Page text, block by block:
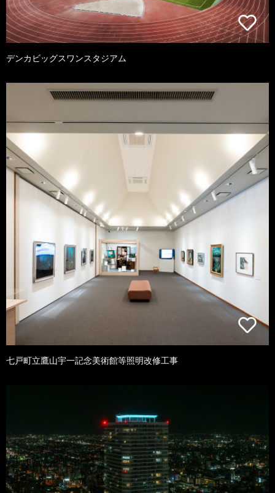
デンカビッグスワンスタジアム
七戸町立鷹山宇一記念美術館等照明改修工事